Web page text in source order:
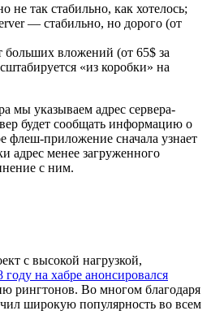
не так стабильно, как хотелось;
— стабильно, но дорого (от
больших вложений (от 65$ за
«из коробки» на
мы указываем адрес сервера-
будет сообщать информацию о
флеш-приложение сначала узнает
адрес менее загруженного
с ним.
с высокой нагрузкой,
году на хабре анонсировался
рингтонов. Во многом благодаря
широкую популярность во всем